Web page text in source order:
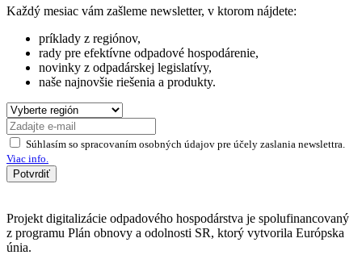
Každý mesiac vám zašleme newsletter, v ktorom nájdete:
príklady z regiónov,
rady pre efektívne odpadové hospodárenie,
novinky z odpadárskej legislatívy,
naše najnovšie riešenia a produkty.
Súhlasím so spracovaním osobných údajov pre účely zaslania newslettra.
Viac info.
Potvrdiť
Projekt digitalizácie odpadového hospodárstva je spolufinancovaný
z programu Plán obnovy a odolnosti SR, ktorý vytvorila Európska
únia.